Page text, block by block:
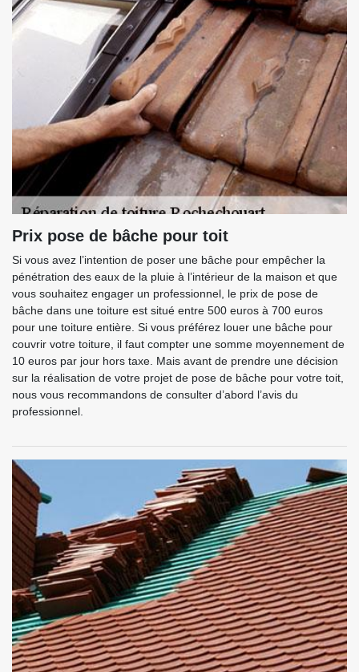
Prix pose de bâche pour toit
Si vous avez l’intention de poser une bâche pour empêcher la
pénétration des eaux de la pluie à l’intérieur de la maison et que
vous souhaitez engager un professionnel, le prix de pose de
bâche dans une toiture est situé entre 500 euros à 700 euros
pour une toiture entière. Si vous préférez louer une bâche pour
couvrir votre toiture, il faut compter une somme moyennement de
10 euros par jour hors taxe. Mais avant de prendre une décision
sur la réalisation de votre projet de pose de bâche pour votre toit,
nous vous recommandons de consulter d’abord l’avis du
professionnel.